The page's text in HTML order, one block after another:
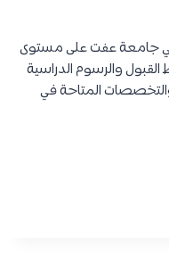
في جامعة عفت على مستوى
والرسوم الدراسية
والتخصصات المتاحة في